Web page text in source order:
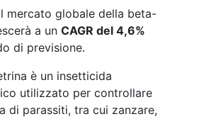
mercato globale della beta-
a un CAGR del 4,6%
di previsione.
è un insetticida
utilizzato per controllare
di parassiti, tra cui zanzare,